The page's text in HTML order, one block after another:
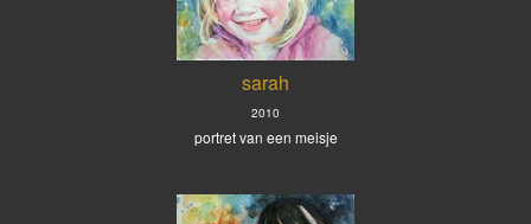
sarah
2010
portret van een meisje